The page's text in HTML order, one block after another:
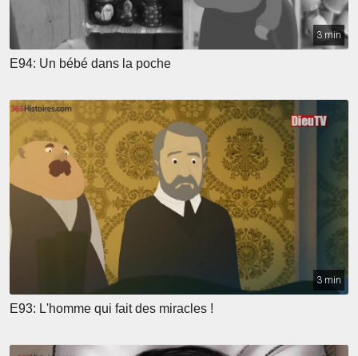
3 min
E94: Un bébé dans la poche
3 min
E93: L'homme qui fait des miracles !